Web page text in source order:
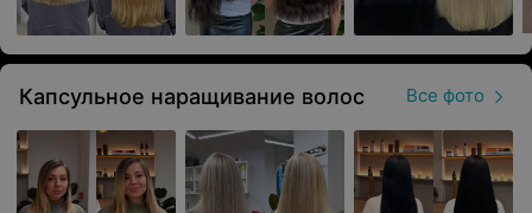
вечерний макияж,
макияж на праздник,
экспресс-макияж.
Дополнительные услуги:
укладка на стайлер Dyson,
Капсульное наращивание волос Все фото